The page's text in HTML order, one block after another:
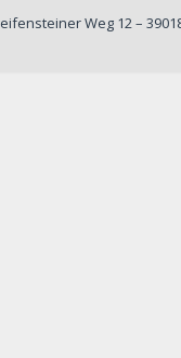
Weg 12 –